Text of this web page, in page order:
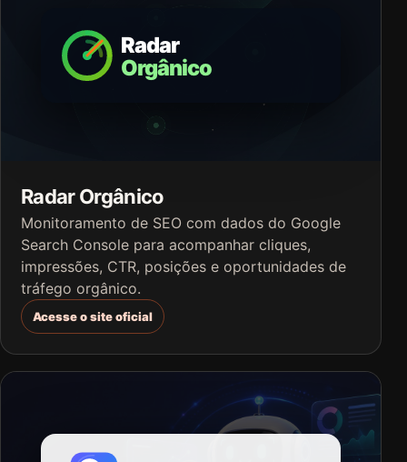
Radar Orgânico
Monitoramento de SEO com dados do Google
Search Console para acompanhar cliques,
impressões, CTR, posições e oportunidades de
tráfego orgânico.
Acesse o site oficial